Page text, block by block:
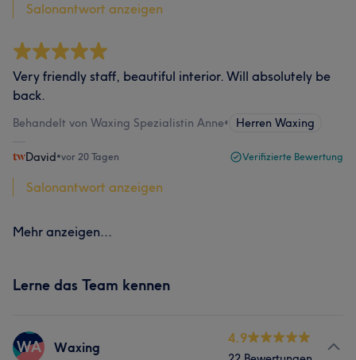
Salonantwort anzeigen
Very friendly staff, beautiful interior. Will absolutely be
back.
Behandelt von Waxing Spezialistin Anne• Herren Waxing
David•vor 20 Tagen Verifizierte Bewertung
Salonantwort anzeigen
Mehr anzeigen...
Lerne das Team kennen
WA Waxing
4.9